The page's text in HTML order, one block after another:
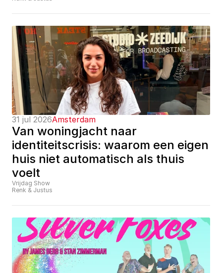
31 jul 2026Amsterdam
Van woningjacht naar
identiteitscrisis: waarom een eigen
huis niet automatisch als thuis
voelt
Vrijdag Show
Renk & Justus